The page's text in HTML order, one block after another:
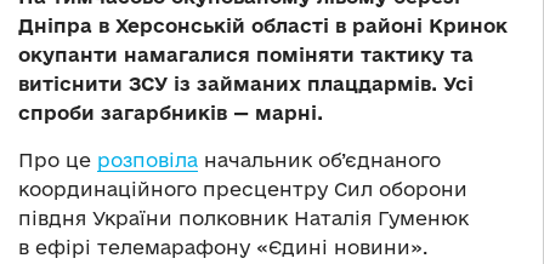
Дніпра в Херсонській області в районі Кринок
окупанти намагалися поміняти тактику та
витіснити ЗСУ із займаних плацдармів. Усі
спроби загарбників — марні.
Про це розповіла начальник об’єднаного
координаційного пресцентру Сил оборони
півдня України полковник Наталія Гуменюк
в ефірі телемарафону «Єдині новини».